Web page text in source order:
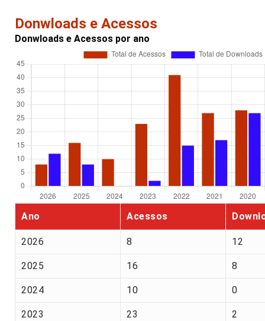
Donwloads e Acessos
Donwloads e Acessos por ano
Ano Acessos
2026 8 12
2025 16 8
2024 10 0
2023 23 2